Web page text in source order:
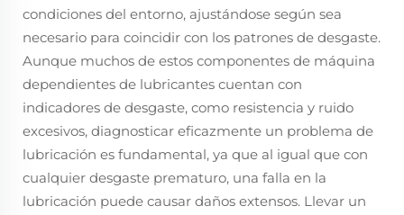
condiciones del entorno, ajustándose según sea
necesario para coincidir con los patrones de desgaste.
Aunque muchos de estos componentes de máquina
dependientes de lubricantes cuentan con
indicadores de desgaste, como resistencia y ruido
excesivos, diagnosticar eficazmente un problema de
lubricación es fundamental, ya que al igual que con
cualquier desgaste prematuro, una falla en la
lubricación puede causar daños extensos. Llevar un